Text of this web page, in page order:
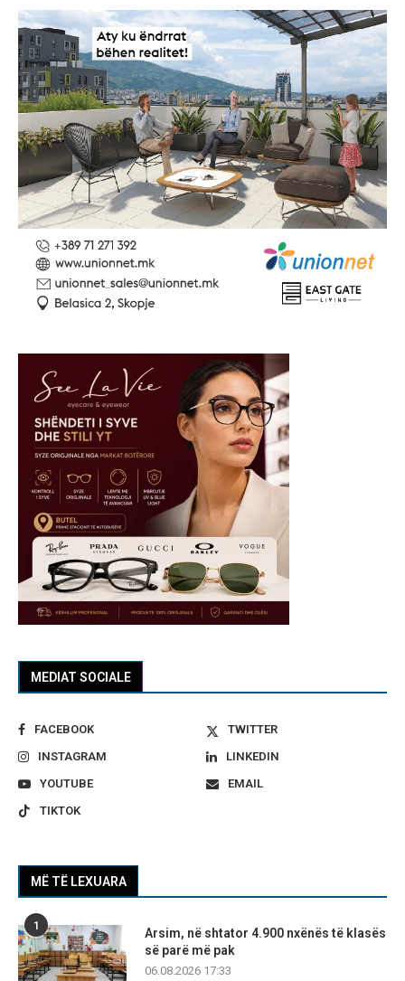
MEDIAT SOCIALE
FACEBOOK
TWITTER
INSTAGRAM
LINKEDIN
YOUTUBE
EMAIL
TIKTOK
MË TË LEXUARA
1
Arsim, në shtator 4.900 nxënës të klasës
së parë më pak
06.08.2026 17:33